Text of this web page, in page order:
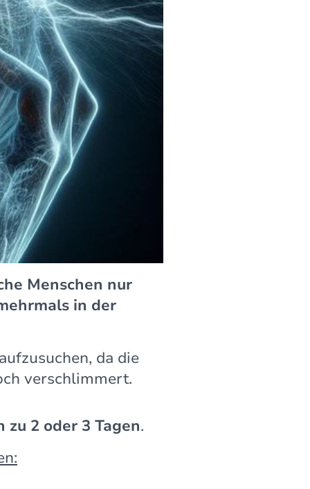
Menschen nur
in der
da die
verschlimmert.
2 oder 3 Tagen.